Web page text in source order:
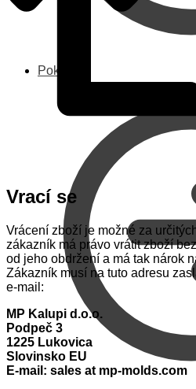
Pokladna
Vrací se
Vrácení zboží je možné za
zákazník má právo vrátit zboží
od jeho obdržení a má tak nárok
Zákazník musí na tuto adresu
e-mail:
MP Kalupi d.o.o.
Podpeč 3
1225 Lukovica
Slovinsko EU
E-mail: sales at mp-molds.com